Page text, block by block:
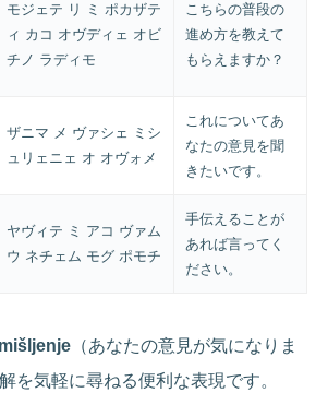
モジェテ リ ミ ポカザテ
ィ カコ オヴディェ オビ
チノ ラディモ
こちらの普段の
進め方を教えて
もらえますか？
ザニマ メ ヴァシェ ミシ
ュリェニェ オ オヴォメ
これについてあ
なたの意見を聞
きたいです。
ヤヴィテ ミ アコ ヴァム
ウ ネチェム モグ ポモチ
手伝えることが
あれば言ってく
ださい。
（あなたの意見が気になりま
を気軽に尋ねる便利な表現です。